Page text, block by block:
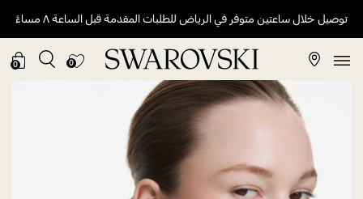
توصيل خلال ساعتين متوفر في الرياض للطلبات المقدمة قبل الساعة ٨ مساءً
0
0